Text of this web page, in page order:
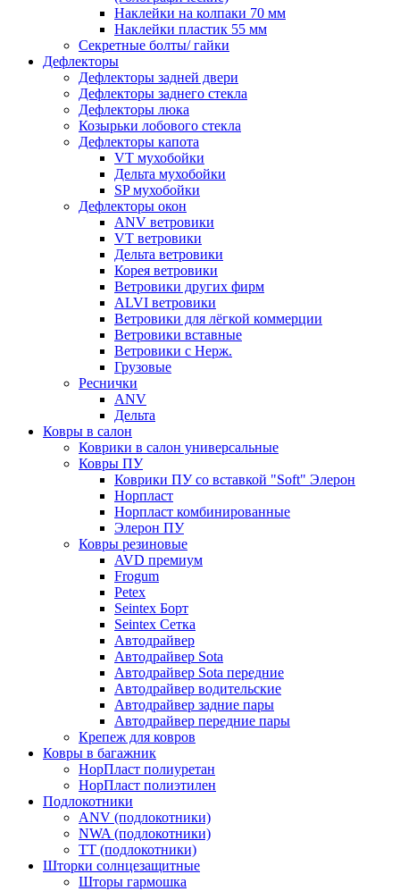
Наклейки на колпаки 70 мм
Наклейки пластик 55 мм
Секретные болты/ гайки
Дефлекторы
Дефлекторы задней двери
Дефлекторы заднего стекла
Дефлекторы люка
Козырьки лобового стекла
Дефлекторы капота
VT мухобойки
Дельта мухобойки
SP мухобойки
Дефлекторы окон
ANV ветровики
VT ветровики
Дельта ветровики
Корея ветровики
Ветровики других фирм
ALVI ветровики
Ветровики для лёгкой коммерции
Ветровики вставные
Ветровики с Нерж.
Грузовые
Реснички
ANV
Дельта
Ковры в салон
Коврики в салон универсальные
Ковры ПУ
Коврики ПУ со вставкой "Soft" Элерон
Норпласт
Норпласт комбинированные
Элерон ПУ
Ковры резиновые
AVD премиум
Frogum
Petex
Seintex Борт
Seintex Сетка
Автодрайвер
Автодрайвер Sota
Автодрайвер Sota передние
Автодрайвер водительские
Автодрайвер задние пары
Автодрайвер передние пары
Крепеж для ковров
Ковры в багажник
НорПласт полиуретан
НорПласт полиэтилен
Подлокотники
ANV (подлокотники)
NWA (подлокотники)
TT (подлокотники)
Шторки солнцезащитные
Шторы гармошка